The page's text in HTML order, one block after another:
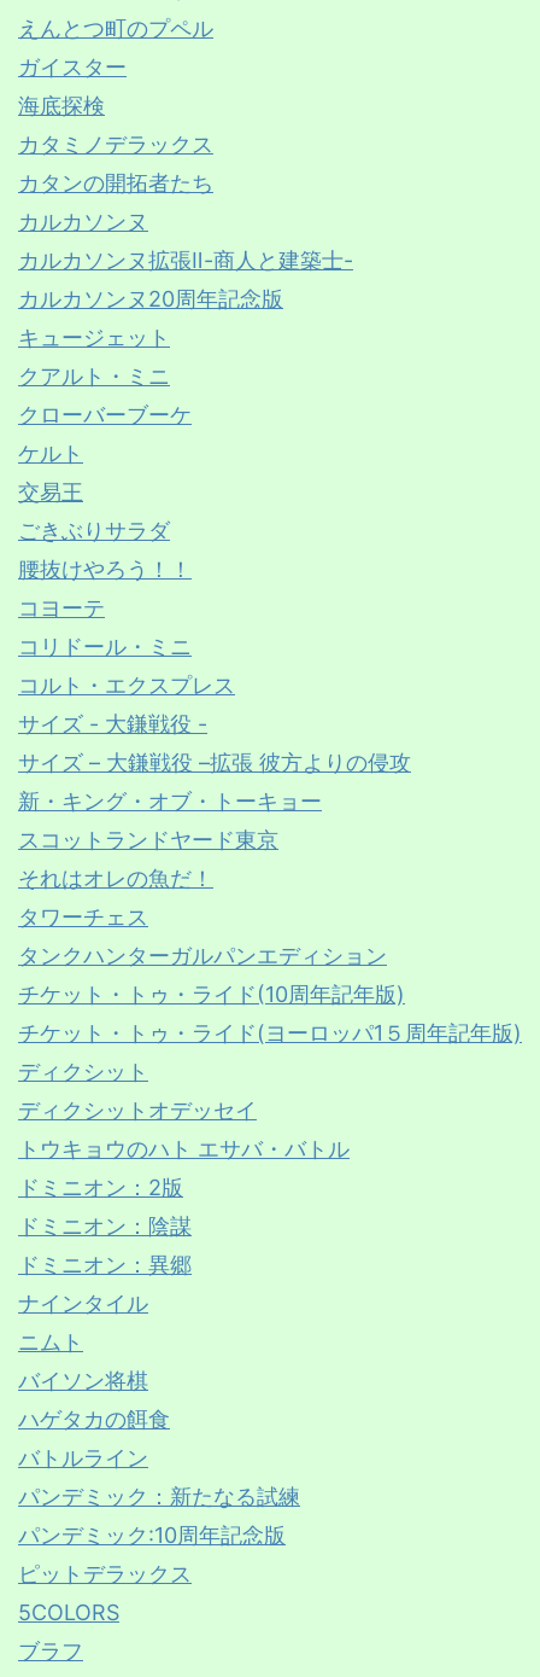
えんとつ町のプペル
ガイスター
海底探検
カタミノデラックス
カタンの開拓者たち
カルカソンヌ
カルカソンヌ拡張Ⅱ-商人と建築士-
カルカソンヌ20周年記念版
キュージェット
クアルト・ミニ
クローバーブーケ
ケルト
交易王
ごきぶりサラダ
腰抜けやろう！！
コヨーテ
コリドール・ミニ
コルト・エクスプレス
サイズ - 大鎌戦役 -
サイズ – 大鎌戦役 –拡張 彼方よりの侵攻
新・キング・オブ・トーキョー
スコットランドヤード東京
それはオレの魚だ！
タワーチェス
タンクハンターガルパンエディション
チケット・トゥ・ライド(10周年記年版)
チケット・トゥ・ライド(ヨーロッパ1５周年記年版)
ディクシット
ディクシットオデッセイ
トウキョウのハト エサバ・バトル
ドミニオン：2版
ドミニオン：陰謀
ドミニオン：異郷
ナインタイル
ニムト
バイソン将棋
ハゲタカの餌食
バトルライン
パンデミック：新たなる試練
パンデミック:10周年記念版
ピットデラックス
5COLORS
ブラフ